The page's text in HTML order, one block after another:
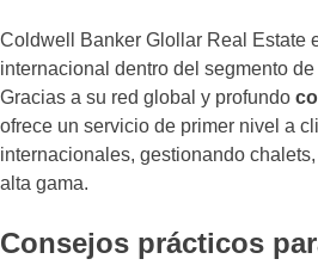
Coldwell Banker Glollar Real Estate
internacional dentro del segmento
Gracias a su red global y profundo
ofrece un servicio de primer nivel a
internacionales, gestionando
alta gama.
Consejos prácticos